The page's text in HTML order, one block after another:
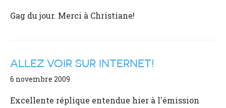
Gag du jour. Merci à Christiane!
ALLEZ VOIR SUR INTERNET!
6 novembre 2009
Excellente réplique entendue hier à l'émission